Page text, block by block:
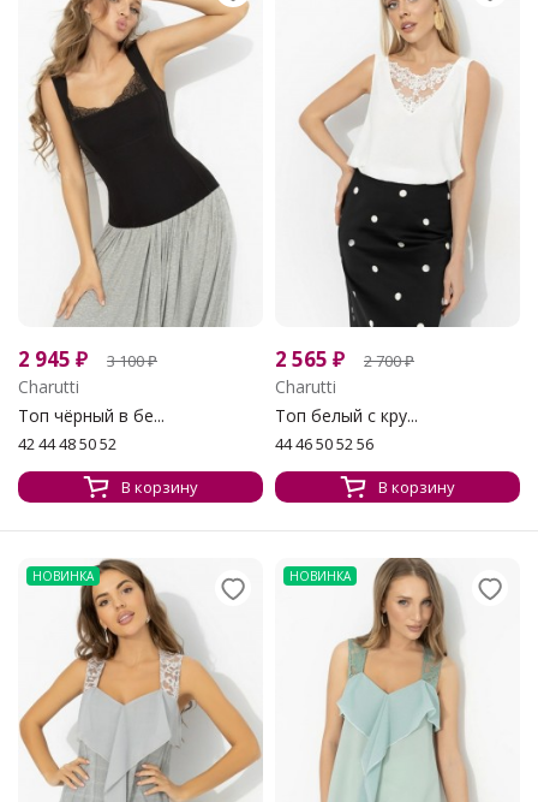
2 945 ₽ 3 100₽
Charutti
Топ чёрный в бе...
42 44 48 50 52
В корзину
2 565 ₽ 2 700₽
Charutti
Топ белый с кру...
44 46 50 52 56
В корзину
НОВИНКА НОВИНКА